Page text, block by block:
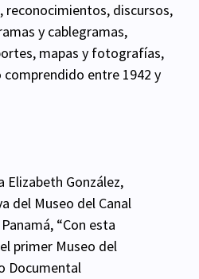
reconocimientos, discursos,
y cablegramas,
mapas y fotografías,
comprendido entre 1942 y
Elizabeth González,
del Museo del Canal
Panamá, “Con esta
primer Museo del
Documental